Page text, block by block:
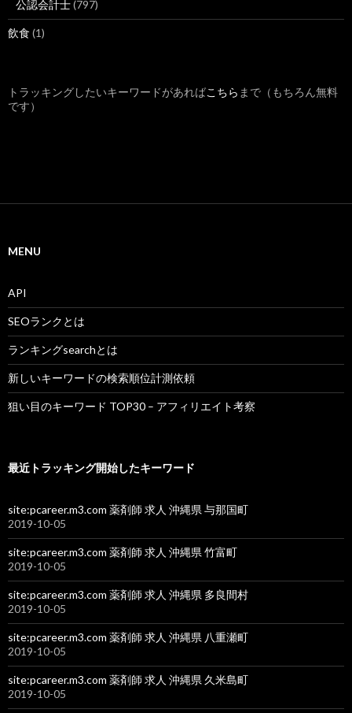
公認会計士(797)
飲食 (1)
トラッキングしたいキーワードがあればこちら まで（もちろん無料
です）
MENU
API
SEOランクとは
ランキングsearchとは
新しいキーワードの検索順位計測依頼
狙い目のキーワード TOP30 – アフィリエイト考察
最近トラッキング開始したキーワード
site:pcareer.m3.com 薬剤師 求人 沖縄県 与那国町
2019-10-05
site:pcareer.m3.com 薬剤師 求人 沖縄県 竹富町
2019-10-05
site:pcareer.m3.com 薬剤師 求人 沖縄県 多良間村
2019-10-05
site:pcareer.m3.com 薬剤師 求人 沖縄県 八重瀬町
2019-10-05
site:pcareer.m3.com 薬剤師 求人 沖縄県 久米島町
2019-10-05